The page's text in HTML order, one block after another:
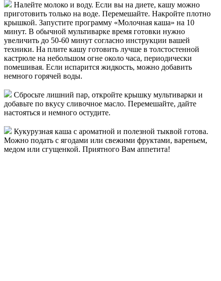
Налейте молоко и воду. Если вы на диете, кашу можно
приготовить только на воде. Перемешайте. Накройте плотно
крышкой. Запустите программу «Молочная каша» на 10
минут. В обычной мультиварке время готовки нужно
увеличить до 50-60 минут согласно инструкции вашей
техники. На плите кашу готовить лучше в толстостенной
кастрюле на небольшом огне около часа, периодически
помешивая. Если испарится жидкость, можно добавить
немного горячей воды.
Сбросьте лишний пар, откройте крышку мультиварки и
добавьте по вкусу сливочное масло. Перемешайте, дайте
настояться и немного остудите.
Кукурузная каша с ароматной и полезной тыквой готова.
Можно подать с ягодами или свежими фруктами, вареньем,
медом или сгущенкой. Приятного Вам аппетита!